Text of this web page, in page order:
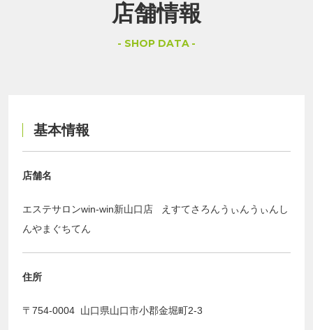
店舗情報
SHOP DATA
基本情報
店舗名
エステサロンwin-win新山口店 えすてさろんうぃんうぃんし
んやまぐちてん
住所
〒754-0004 山口県山口市小郡金堀町2-3